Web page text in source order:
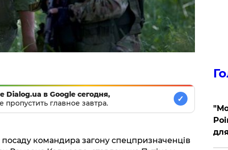
Dialog.ua в Google сегодня,
пропустить главное завтра.
✓
командира загону спецпризначенців